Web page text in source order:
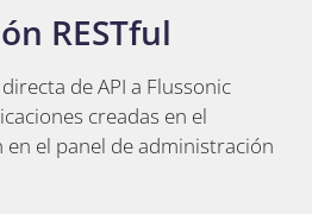
RESTful
de API a Flussonic
creadas en el
en el panel de administración